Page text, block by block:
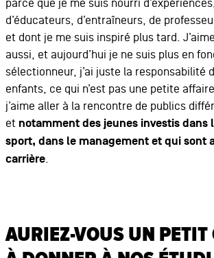
parce que je me suis nourri
d’éducateurs, d’entraîneurs, de
et dont je me suis inspiré plus tard.
aussi, et aujourd’hui je ne suis plus en
sélectionneur, j’ai juste la responsabilité
enfants, ce qui n’est pas une petite
j’aime aller à la rencontre de publics
et notamment des jeunes investis dans
sport, dans le management et qui sont
carrière.
AURIEZ-VOUS UN PETIT